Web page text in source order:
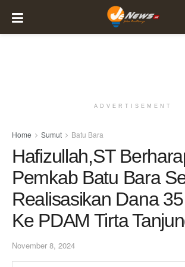
ADVERTISEMENT
Home Sumut Batu Bara
Hafizullah,ST
Pemkab Batu Bara
Realisasikan Dana
Ke PDAM Tirta
November 8, 2024